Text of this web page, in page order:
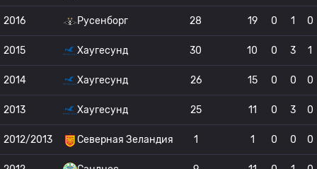
2016 Русенборг 28 19 0 1 0
2015 Хаугесунд 30 10 0 3 1
2014 Хаугесунд 26 15 0 0 0
2013 Хаугесунд 25 11 0 3 0
2012/2013 Северная Зеландия 1 1 0 0 0